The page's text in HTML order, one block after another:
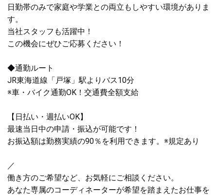
日勤帯のみで家庭や学業との両立もしやすい環境がありま
す。
当社スタッフも活躍中！
この機会にぜひご応募ください！
◆通勤ルート
JR東海道線「戸塚」駅よりバス10分
※車・バイク通勤OK！交通費全額支給
【日払い・週払いOK】
最速当日中の申請・振込が可能です！
お振込額は勤務実績の90％を利用できます。※規定あり
／
働き方のご希望など、お気軽にご相談ください。
あなた専属のコーディネーターが希望を踏まえたお仕事を